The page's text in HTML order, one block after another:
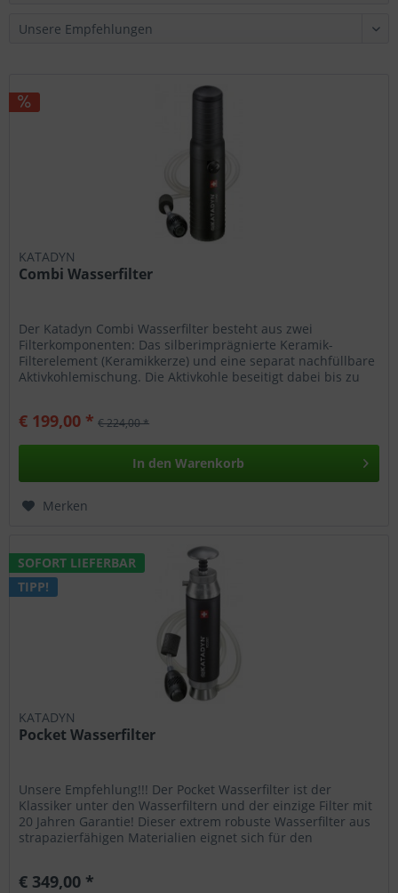
Wählen Sie nach Ihren individuellen Bedürfnissen
Technisch erforderlich
Komfortfunktionen
KATADYN
Combi Wasserfilter
Der Katadyn Combi Wasserfilter besteht aus zwei
Filterkomponenten: Das silberimprägnierte Keramik-
Filterelement (Keramikkerze) und eine separat nachfüllbare
Aktivkohlemischung. Die Aktivkohle beseitigt dabei bis zu
€ 199,00 * € 224,00 *
In den Warenkorb
Merken
SOFORT LIEFERBAR
TIPP!
KATADYN
Pocket Wasserfilter
Unsere Empfehlung!!! Der Pocket Wasserfilter ist der
Klassiker unter den Wasserfiltern und der einzige Filter mit
20 Jahren Garantie! Dieser extrem robuste Wasserfilter aus
strapazierfähigen Materialien eignet sich für den
€ 349,00 *